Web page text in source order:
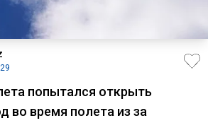
попытался открыть
во время полета из за